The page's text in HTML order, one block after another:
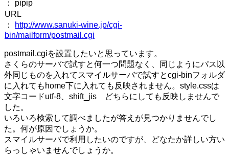
： pipip
URL
：
http://www.sanuki-wine.jp/cgi-
bin/mailform/postmail.cgi
postmail.cgiを設置したいと思っています。
さくらのサーバで試すと何一つ問題なく、同じようにパス以
外同じものを入れてスマイルサーバで試すとcgi-binフォルダ
に入れてもhome下に入れても反映されません。style.cssは
文字コードutf-8、shift_jis どちらにしても反映しませんで
した。
いろいろ検索して調べましたが答えが見つかりませんでし
た。何が原因でしょうか。
スマイルサーバで利用したいのですが、どなたか詳しい方い
らっしゃいませんでしょうか。